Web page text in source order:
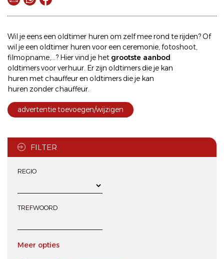
Wil je eens een oldtimer huren om zelf mee rond te rijden? Of
wil je een oldtimer huren voor een ceremonie, fotoshoot,
filmopname,...? Hier vind je het grootste aanbod
oldtimers voor verhuur. Er zijn oldtimers die je kan
huren met chauffeur en oldtimers die je kan
huren zonder chauffeur.
advertentie toevoegen/wijzigen
FILTER
REGIO
TREFWOORD
Meer opties